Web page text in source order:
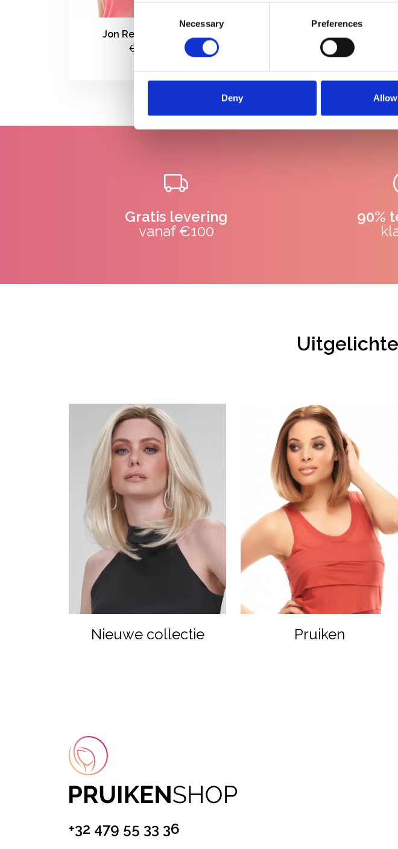
Necessary Preferences
Deny
Jon Renau January
€373,00
€398,00
Gratis levering
vanaf €100
90%
Nieuwe collectie Pruiken
+32 479 55 33 36